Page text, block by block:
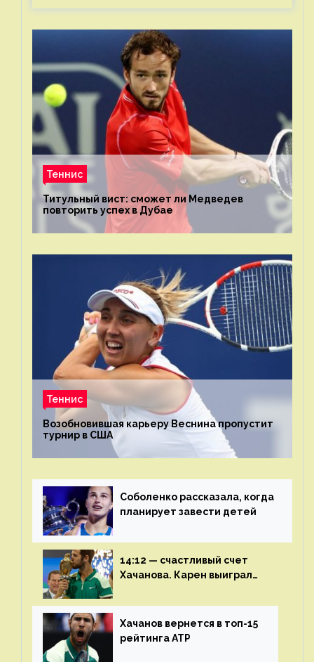
Теннис
Титульный вист: сможет ли Медведев
повторить успех в Дубае
Теннис
Возобновившая карьеру Веснина пропустит
турнир в США
Соболенко рассказала, когда
планирует завести детей
14:12 — счастливый счет
Хачанова. Карен выиграл
Хачанов вернется в топ-15
рейтинга ATP